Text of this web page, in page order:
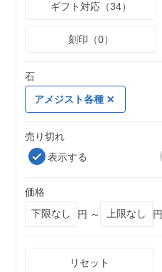
ギフト対応（34）
刻印（0）
石
アメジスト各種
売り切れ
表示する
価格
円 ～
円
リセット